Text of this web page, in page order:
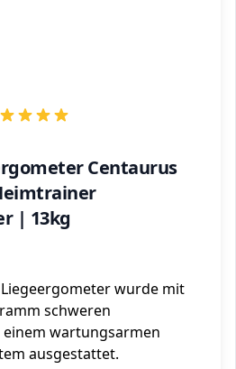
Centaurus
| 13kg
wurde mit
schweren
wartungsarmen
ausgestattet.